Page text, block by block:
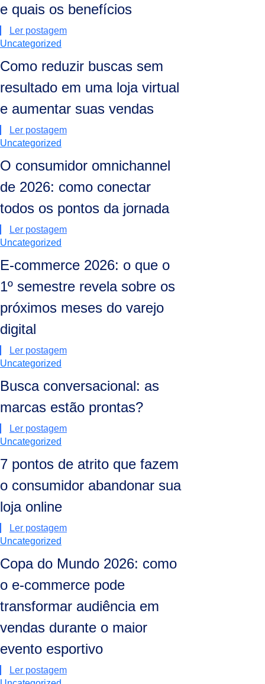
e quais os benefícios
Ler postagem
Uncategorized
Como reduzir buscas sem
resultado em uma loja virtual
e aumentar suas vendas
Ler postagem
Uncategorized
O consumidor omnichannel
de 2026: como conectar
todos os pontos da jornada
Ler postagem
Uncategorized
E-commerce 2026: o que o
1º semestre revela sobre os
próximos meses do varejo
digital
Ler postagem
Uncategorized
Busca conversacional: as
marcas estão prontas?
Ler postagem
Uncategorized
7 pontos de atrito que fazem
o consumidor abandonar sua
loja online
Ler postagem
Uncategorized
Copa do Mundo 2026: como
o e-commerce pode
transformar audiência em
vendas durante o maior
evento esportivo
Ler postagem